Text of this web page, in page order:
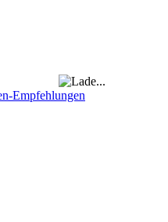
Empfehlungen